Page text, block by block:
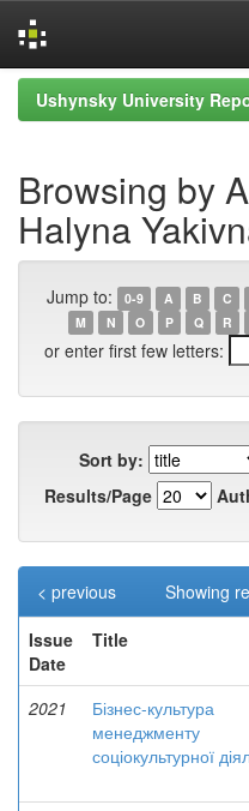
Skip
navigation
Ushynsky University
Browsing by
Halyna
Jump to: 0-9 A B C
M
N O P Q R
or enter first few letters:
Sort by:
Results/Page
Showing
< previous
Issue
Date
Title
2021
Бізнес-культура
менеджменту
соціокультурної